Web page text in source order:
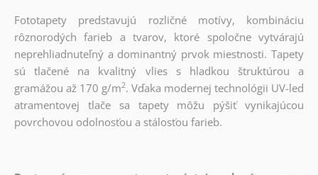
Fototapety predstavujú rozličné motívy, kombináciu
rôznorodých farieb a tvarov, ktoré spoločne vytvárajú
neprehliadnuteľný a dominantný prvok miestnosti. Tapety
sú tlačené na kvalitný vlies s hladkou štruktúrou a
gramážou až 170 g/m2. Vďaka modernej technológii UV-led
atramentovej tlače sa tapety môžu pýšiť vynikajúcou
povrchovou odolnosťou a stálosťou farieb.